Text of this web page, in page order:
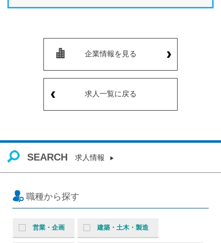
企業情報を見る
求人一覧に戻る
SEARCH 求人情報
職種から探す
営業・企画 建築・土木・製造